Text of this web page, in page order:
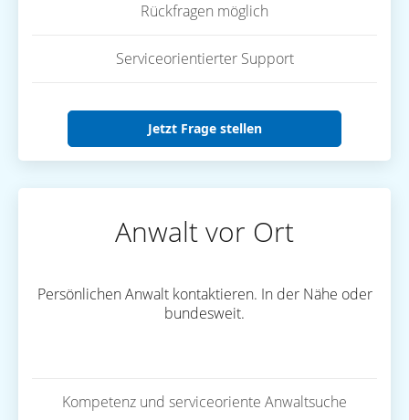
Rückfragen möglich
Serviceorientierter Support
Jetzt Frage stellen
Anwalt vor Ort
Persönlichen Anwalt kontaktieren. In der Nähe oder
bundesweit.
Kompetenz und serviceoriente Anwaltsuche